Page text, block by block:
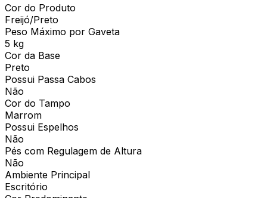
Cor do Produto
Freijó/Preto
Peso Máximo por Gaveta
5 kg
Cor da Base
Preto
Possui Passa Cabos
Não
Cor do Tampo
Marrom
Possui Espelhos
Não
Pés com Regulagem de Altura
Não
Ambiente Principal
Escritório